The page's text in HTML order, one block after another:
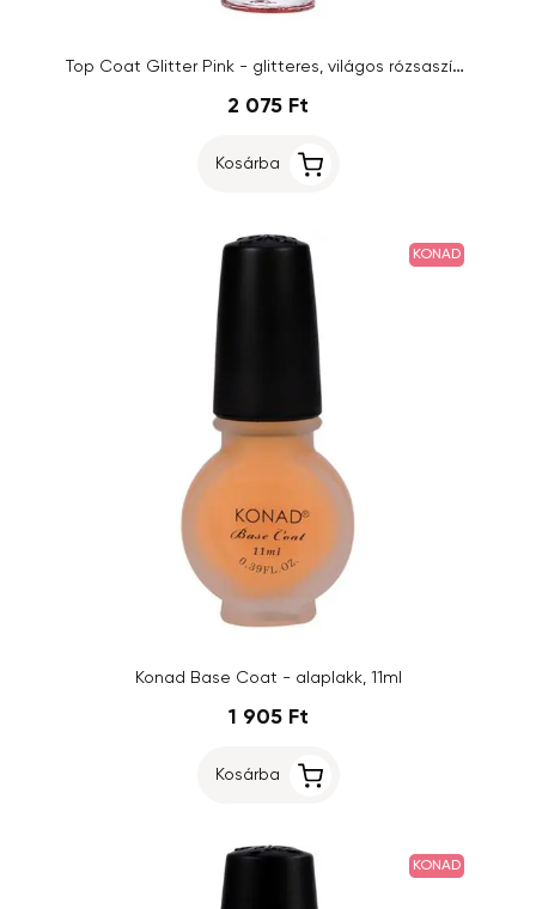
Top Coat Glitter Pink - glitteres, világos rózsaszín fixáló lakk, 11ml
2 075 Ft
Kosárba
KONAD
Konad Base Coat - alaplakk, 11ml
1 905 Ft
Kosárba
KONAD